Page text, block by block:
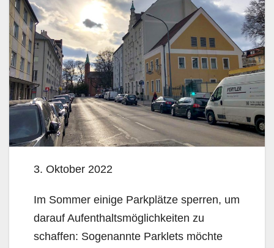
3. Oktober 2022
Im Sommer einige Parkplätze sperren, um
darauf Aufenthaltsmöglichkeiten zu
schaffen: Sogenannte Parklets möchte